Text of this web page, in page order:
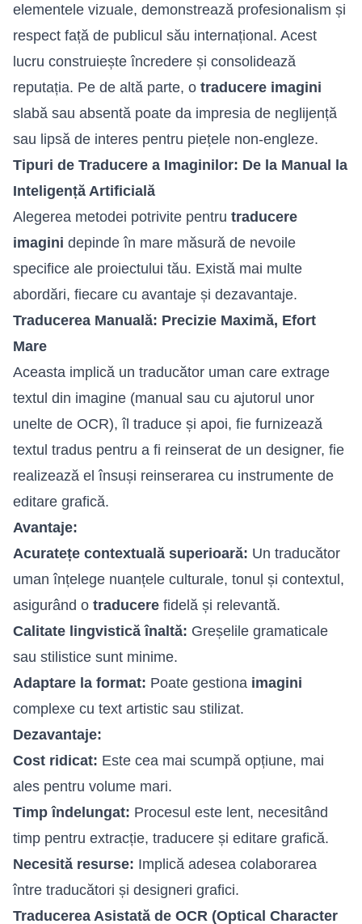
elementele vizuale, demonstrează profesionalism și
respect față de publicul său internațional. Acest
lucru construiește încredere și consolidează
reputația. Pe de altă parte, o traducere imagini
slabă sau absentă poate da impresia de neglijență
sau lipsă de interes pentru piețele non-engleze.
Tipuri de Traducere a Imaginilor: De la Manual la
Inteligență Artificială
Alegerea metodei potrivite pentru traducere
imagini depinde în mare măsură de nevoile
specifice ale proiectului tău. Există mai multe
abordări, fiecare cu avantaje și dezavantaje.
Traducerea Manuală: Precizie Maximă, Efort
Mare
Aceasta implică un traducător uman care extrage
textul din imagine (manual sau cu ajutorul unor
unelte de OCR), îl traduce și apoi, fie furnizează
textul tradus pentru a fi reinserat de un designer, fie
realizează el însuși reinserarea cu instrumente de
editare grafică.
Avantaje:
Acuratețe contextuală superioară: Un traducător
uman înțelege nuanțele culturale, tonul și contextul,
asigurând o traducere fidelă și relevantă.
Calitate lingvistică înaltă: Greșelile gramaticale
sau stilistice sunt minime.
Adaptare la format: Poate gestiona imagini
complexe cu text artistic sau stilizat.
Dezavantaje:
Cost ridicat: Este cea mai scumpă opțiune, mai
ales pentru volume mari.
Timp îndelungat: Procesul este lent, necesitând
timp pentru extracție, traducere și editare grafică.
Necesită resurse: Implică adesea colaborarea
între traducători și designeri grafici.
Traducerea Asistată de OCR (Optical Character